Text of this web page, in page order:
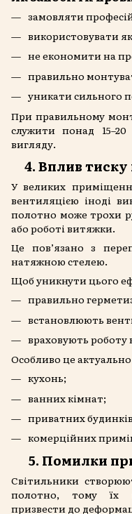
замовляти
використовувати
не економити на
правильно
уникати сильного
При правильному
служити понад
вигляду.
4. Вплив тиску
У великих
вентиляцією іноді
полотно може трохи
або роботі витяжки.
Це пов’язано з
натяжною стелею.
Щоб уникнути цього
правильно
встановлюють
враховують роботу
Особливо це
кухонь;
ванних кімнат;
приватних
комерційних
5. Помилки
Світильники
полотно, тому їх
призвести до